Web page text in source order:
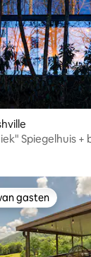
4,89 op 5, 415
Spiegelhuis +
van gasten
gasten